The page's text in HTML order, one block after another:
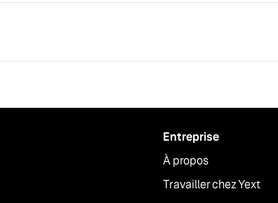
Entreprise
À propos
Travailler chez Yext